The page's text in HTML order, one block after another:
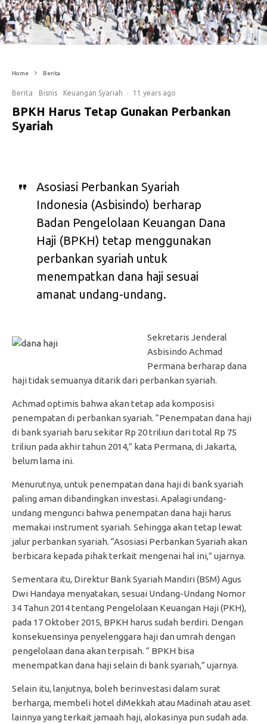
Home Berita
Berita Bisnis Keuangan Syariah · 11 years ago
BPKH Harus Tetap Gunakan Perbankan
Syariah
Asosiasi Perbankan Syariah
Indonesia (Asbisindo) berharap
Badan Pengelolaan Keuangan Dana
Haji (BPKH) tetap menggunakan
perbankan syariah untuk
menempatkan dana haji sesuai
amanat undang-undang.
Sekretaris Jenderal
Asbisindo Achmad
Permana berharap dana
haji tidak semuanya ditarik dari perbankan syariah.
Achmad optimis bahwa akan tetap ada komposisi
penempatan di perbankan syariah. “Penempatan dana haji
di bank syariah baru sekitar Rp 20 triliun dari total Rp 75
triliun pada akhir tahun 2014,” kata Permana, di Jakarta,
belum lama ini.
Menurutnya, untuk penempatan dana haji di bank syariah
paling aman dibandingkan investasi. Apalagi undang-
undang mengunci bahwa penempatan dana haji harus
memakai instrument syariah. Sehingga akan tetap lewat
jalur perbankan syariah. “Asosiasi Perbankan Syariah akan
berbicara kepada pihak terkait mengenai hal ini,” ujarnya.
Sementara itu, Direktur Bank Syariah Mandiri (BSM) Agus
Dwi Handaya menyatakan, sesuai Undang-Undang Nomor
34 Tahun 2014 tentang Pengelolaan Keuangan Haji (PKH),
pada 17 Oktober 2015, BPKH harus sudah berdiri. Dengan
konsekuensinya penyelenggara haji dan umrah dengan
pengelolaan dana akan terpisah. “ BPKH bisa
menempatkan dana haji selain di bank syariah,” ujarnya.
Selain itu, lanjutnya, boleh berinvestasi dalam surat
berharga, membeli hotel diMekkah atau Madinah atau aset
lainnya yang terkait jamaah haji, alokasinya pun sudah ada.